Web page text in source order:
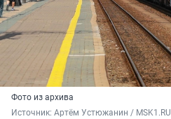
Фото из архива
Источник: Артём Устюжанин / MSK1.RU